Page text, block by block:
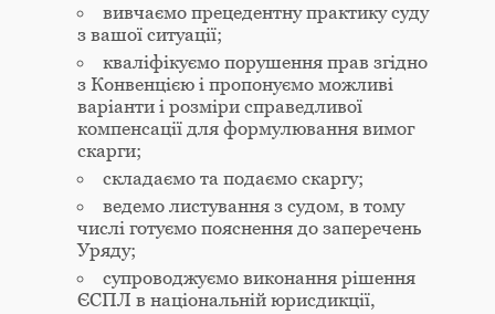
вивчаємо прецедентну практику суду
з вашої ситуації;
кваліфікуємо порушення прав згідно
з Конвенцією і пропонуємо можливі
варіанти і розміри справедливої
компенсації для формулювання вимог
скарги;
складаємо та подаємо скаргу;
ведемо листування з судом, в тому
числі готуємо пояснення до заперечень
Уряду;
супроводжуємо виконання рішення
ЄСПЛ в національній юрисдикції,